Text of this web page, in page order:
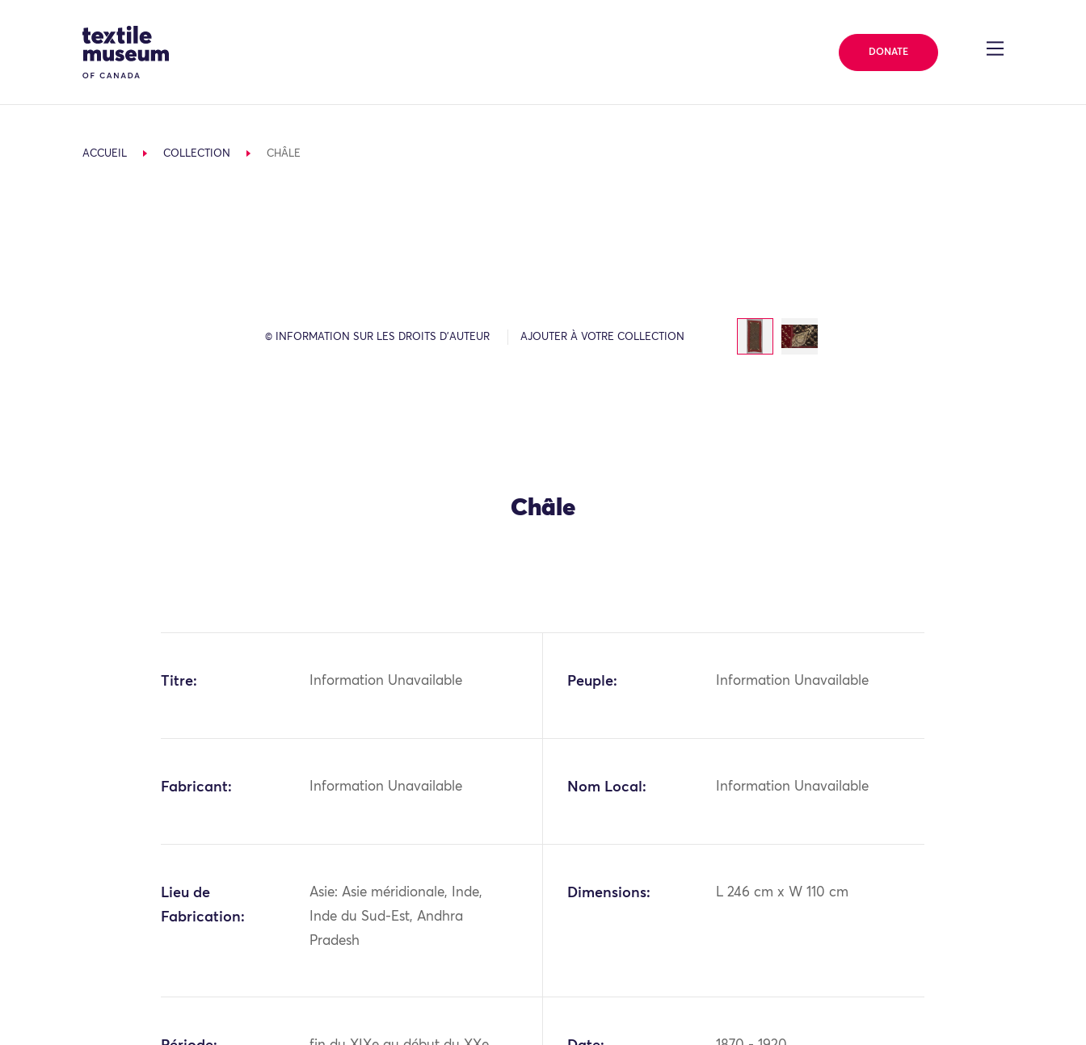
Site Logo
DONATE
ACCUEIL COLLECTION CHÂLE
© INFORMATION SUR LES DROITS D’AUTEUR AJOUTER À VOTRE COLLECTION
Châle
Titre: Information Unavailable Peuple: Information Unavailable
Fabricant: Information Unavailable Nom Local: Information Unavailable
Lieu de
Fabrication:
Asie: Asie méridionale, Inde,
Inde du Sud-Est, Andhra
Pradesh
Dimensions: L 246 cm x W 110 cm